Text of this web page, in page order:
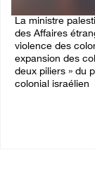
La ministre
des Affaires
violence des
expansion des
deux piliers » du
colonial israélien